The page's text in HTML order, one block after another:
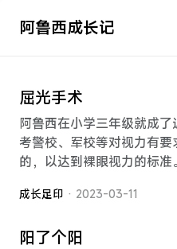
阿鲁西成长记
屈光手术
阿鲁西在小学三年级就成
考警校、军校等对视力有
的，以达到裸眼视力的标准
成长足印 · 2023-03-11
阳了个阳